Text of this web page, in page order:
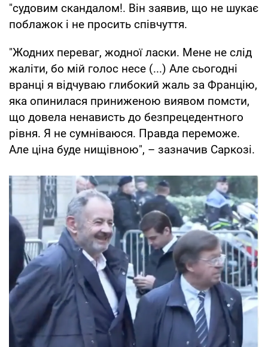
"судовим скандалом!. Він заявив, що не шукає
поблажок і не просить співчуття.
"Жодних переваг, жодної ласки. Мене не слід
жаліти, бо мій голос несе (...) Але сьогодні
вранці я відчуваю глибокий жаль за Францію,
яка опинилася приниженою виявом помсти,
що довела ненависть до безпрецедентного
рівня. Я не сумніваюся. Правда переможе.
Але ціна буде нищівною", – зазначив Саркозі.